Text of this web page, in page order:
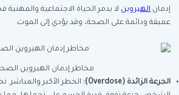
إدمان الهيروين لا يدمر الحياة الاجتماعية
عميقة ودائمة على الصحة، وقد يؤدي إلى الموت.
مخاطر إدمان الهيروين
الجرعة الزائدة (Overdose):
الخطر الأكبر والمباشر.